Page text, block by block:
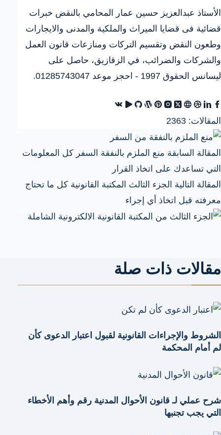
الأستاذ عبدالعزيز حسين عمار المحامي بالنقض خبرات
قضائية فى قضايا الميراث والملكية والمدنى والايجارات
وطعون النقض وتقسيم التركات ومنازعات قانون العمل
والشركات والضرائب، في الزقازيق، حاصل على
ليسانس الحقوق 1997 - احجز موعد 01285743047.
المقالات: 2363
المقالة السابقة منع الملزم بالنفقة السفر كل المعلومات
التي تساعدك على اتخاذ القرار
المقالة التالية الجزء الثالث المكتبة القانونية كل ما تحتاج
معرفته قبل اتخاذ أي إجراء
مقالات ذات صلة
الشروط والإجراءات القانونية لقبول اعتبار الدعوى كأن
لم أمام المحكمة
شرح عملي لـ قانون الأحوال المدنية رقم وأهم الأخطاء
التي يجب تجنبها